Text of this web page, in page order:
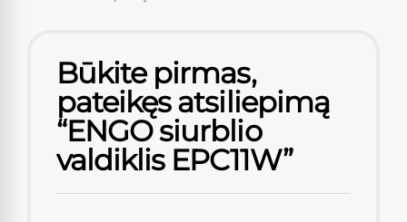
Būkite pirmas,
pateikęs atsiliepimą
“ENGO siurblio
valdiklis EPC11W”